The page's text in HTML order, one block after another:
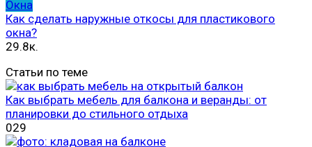
Окна
Как сделать наружные откосы для пластикового
окна?
29.8к.
Статьи по теме
Как выбрать мебель для балкона и веранды: от
планировки до стильного отдыха
029